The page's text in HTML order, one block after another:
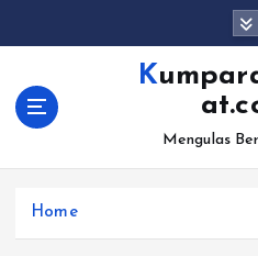
KumparanRaky
Mengulas
Home